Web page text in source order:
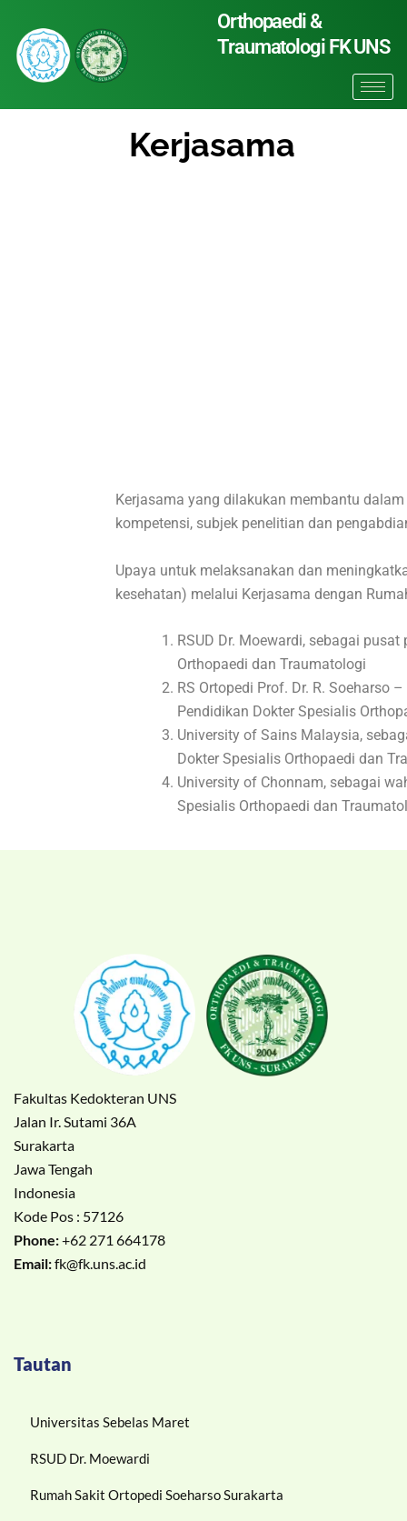
content
Orthopaedi &
Traumatologi FK UNS
Kerjasama
Kerjasama yang dilakukan membantu
kompetensi, subjek penelitian dan
Upaya untuk melaksanakan dan
kesehatan) melalui Kerjasama dengan
RSUD Dr. Moewardi, sebagai
Orthopaedi dan Traumatologi
RS Ortopedi Prof. Dr. R. Soeharso
Pendidikan Dokter Spesialis
University of Sains Malaysia,
Dokter Spesialis Orthopaedi dan
University of Chonnam, sebagai
Spesialis Orthopaedi dan
Fakultas Kedokteran UNS
Jalan Ir. Sutami 36A
Surakarta
Jawa Tengah
Indonesia
Kode Pos : 57126
Phone:+62 271 664178
Email:fk@fk.uns.ac.id
Tautan
Universitas Sebelas Maret
RSUD Dr. Moewardi
Rumah Sakit Ortopedi Soeharso Surakarta